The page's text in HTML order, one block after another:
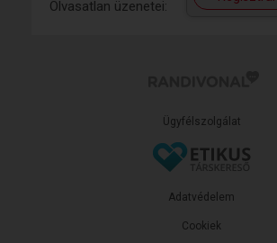
Olvasatlan üzenetei:
Ügyfélszolgálat
Adatvédelem
Cookiek